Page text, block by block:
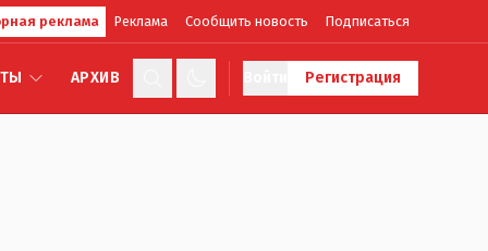
реклама Реклама Сообщить новость Подписаться
АРХИВ Регистрация